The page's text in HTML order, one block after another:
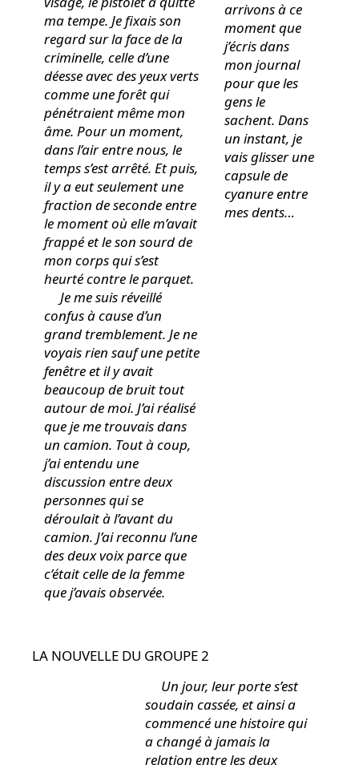
ma tempe. Je fixais son
regard sur la face de la
criminelle, celle d’une
déesse avec des yeux verts
comme une forêt qui
pénétraient même mon
âme. Pour un moment,
dans l’air entre nous, le
temps s’est arrêté. Et puis,
il y a eut seulement une
fraction de seconde entre
le moment où elle m’avait
frappé et le son sourd de
mon corps qui s’est
heurté contre le parquet.
Je me suis réveillé
confus à cause d’un
grand tremblement. Je ne
voyais rien sauf une petite
fenêtre et il y avait
beaucoup de bruit tout
autour de moi. J’ai réalisé
que je me trouvais dans
un camion. Tout à coup,
j’ai entendu une
discussion entre deux
personnes qui se
déroulait à l’avant du
camion. J’ai reconnu l’une
des deux voix parce que
c’était celle de la femme
que j’avais observée.
arrivons à ce
moment que
j’écris dans
mon journal
pour que les
gens le
sachent. Dans
un instant, je
vais glisser une
capsule de
cyanure entre
mes dents…
LA NOUVELLE DU GROUPE 2
Un jour, leur porte s’est
soudain cassée, et ainsi a
commencé une histoire qui
a changé à jamais la
relation entre les deux